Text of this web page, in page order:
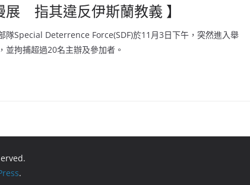
指其違反伊斯蘭教義 】
Special Deterrence Force(SDF)於11月3日下午，突然進入舉
拘捕超過20名主辦及參加者。
.